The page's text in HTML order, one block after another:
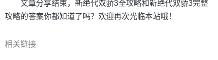
文章分享结束，新绝代双骄3全攻略和新绝代双骄3完整
攻略的答案你都知道了吗？欢迎再次光临本站哦！
相关链接